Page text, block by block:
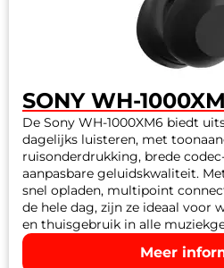
SONY WH-
De Sony WH-1000XM6 biedt
dagelijks luisteren, met
ruisonderdrukking, brede
aanpasbare geluidskwaliteit.
snel opladen, multipoint
de hele dag, zijn ze ideaal voor
en thuisgebruik in alle
Meer